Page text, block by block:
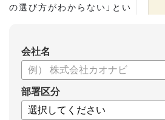
の選び方がわからない」とい
こちらの資料では、
・人事評価システムが必要な企業の特
・導入検討に必要な3つの視点
・7つの選定ポイント
会社名
部署区分